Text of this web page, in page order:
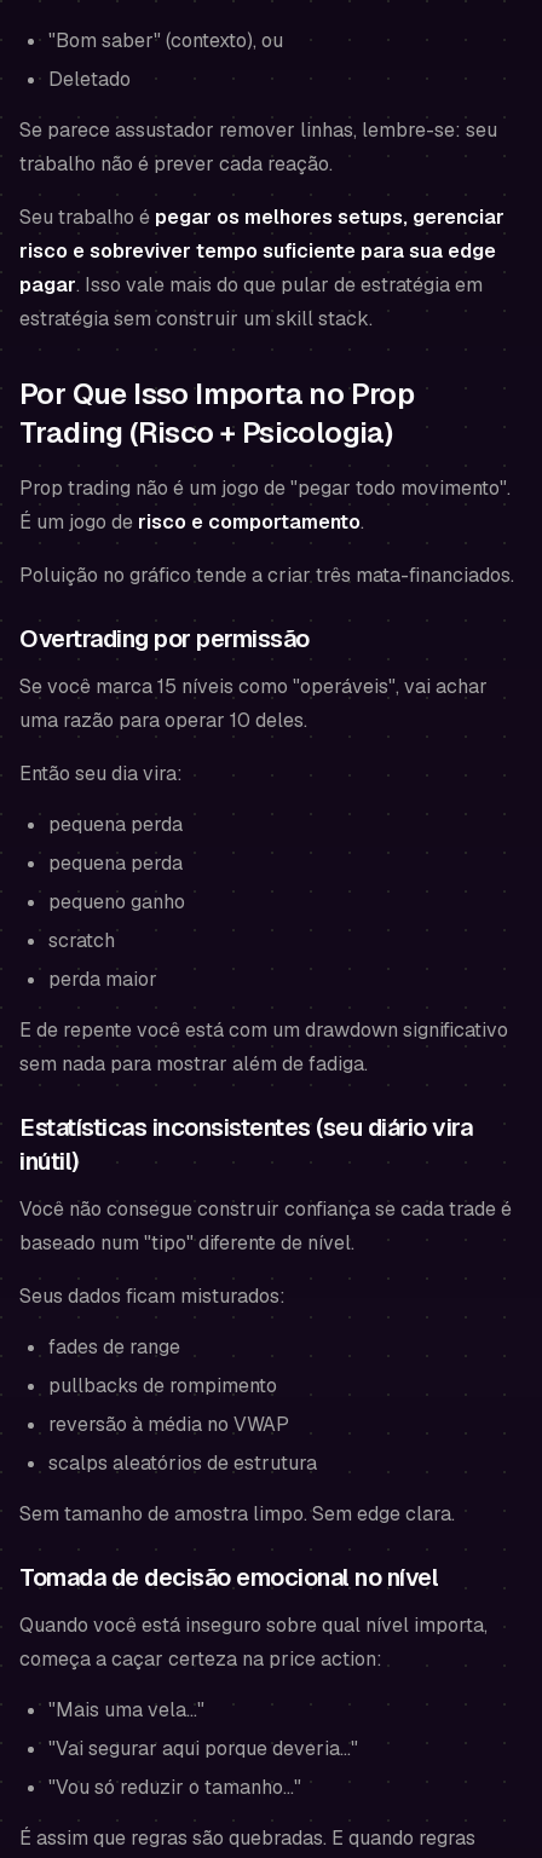
"Bom saber" (contexto), ou
Deletado
Se parece assustador remover linhas, lembre-se: seu
trabalho não é prever cada reação.
Seu trabalho é pegar os melhores setups, gerenciar
risco e sobreviver tempo suficiente para sua edge
pagar. Isso vale mais do que pular de estratégia em
estratégia sem construir um skill stack.
Por Que Isso Importa no Prop
Trading (Risco + Psicologia)
Prop trading não é um jogo de "pegar todo movimento".
É um jogo de risco e comportamento.
Poluição no gráfico tende a criar três mata-financiados.
Overtrading por permissão
Se você marca 15 níveis como "operáveis", vai achar
uma razão para operar 10 deles.
Então seu dia vira:
pequena perda
pequena perda
pequeno ganho
scratch
perda maior
E de repente você está com um drawdown significativo
sem nada para mostrar além de fadiga.
Estatísticas inconsistentes (seu diário vira
inútil)
Você não consegue construir confiança se cada trade é
baseado num "tipo" diferente de nível.
Seus dados ficam misturados:
fades de range
pullbacks de rompimento
reversão à média no VWAP
scalps aleatórios de estrutura
Sem tamanho de amostra limpo. Sem edge clara.
Tomada de decisão emocional no nível
Quando você está inseguro sobre qual nível importa,
começa a caçar certeza na price action:
"Mais uma vela…"
"Vai segurar aqui porque deveria…"
"Vou só reduzir o tamanho…"
É assim que regras são quebradas. E quando regras